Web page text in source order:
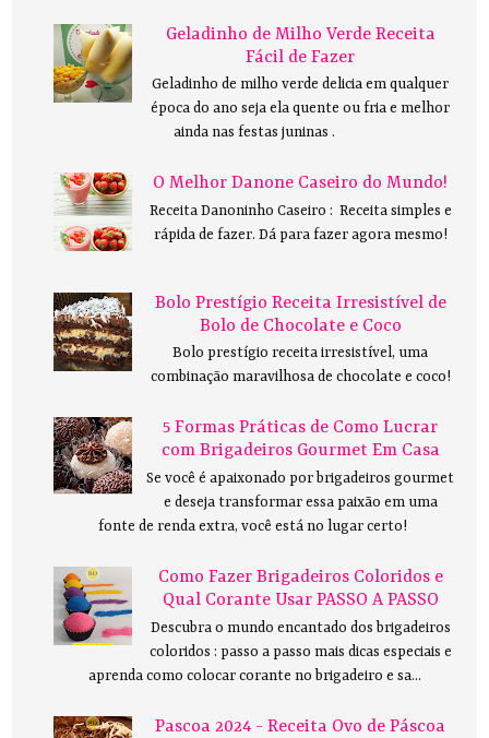
Geladinho de Milho Verde Receita
Fácil de Fazer
Geladinho de milho verde delicia em qualquer
época do ano seja ela quente ou fria e melhor
ainda nas festas juninas .
O Melhor Danone Caseiro do Mundo!
Receita Danoninho Caseiro : Receita simples e
rápida de fazer. Dá para fazer agora mesmo!
Bolo Prestígio Receita Irresistível de
Bolo de Chocolate e Coco
Bolo prestígio receita irresistível, uma
combinação maravilhosa de chocolate e coco!
5 Formas Práticas de Como Lucrar
com Brigadeiros Gourmet Em Casa
Se você é apaixonado por brigadeiros gourmet
e deseja transformar essa paixão em uma
fonte de renda extra, você está no lugar certo!
Como Fazer Brigadeiros Coloridos e
Qual Corante Usar PASSO A PASSO
Descubra o mundo encantado dos brigadeiros
coloridos : passo a passo mais dicas especiais e
aprenda como colocar corante no brigadeiro e sa...
Pascoa 2024 - Receita Ovo de Páscoa